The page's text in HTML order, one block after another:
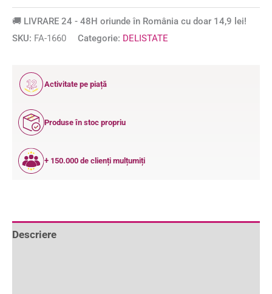
🚚 LIVRARE 24 - 48H oriunde în România cu doar 14,9 lei!
SKU: FA-1660 Categorie: DELISTATE
12
ANI
Activitate pe piață
Produse în stoc propriu
+ 150.000 de clienți mulțumiți
Descriere